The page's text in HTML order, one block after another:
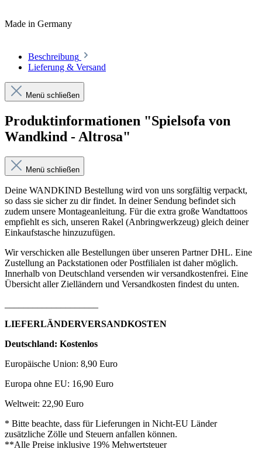
Made in Germany
Beschreibung
Lieferung & Versand
Menü schließen
Produktinformationen "Spielsofa von
Wandkind - Altrosa"
Menü schließen
Deine WANDKIND Bestellung wird von uns sorgfältig verpackt,
so dass sie sicher zu dir findet. In deiner Sendung befindet sich
zudem unsere Montageanleitung. Für die extra große Wandtattoos
empfiehlt es sich, unseren Rakel (Anbringwerkzeug) gleich deiner
Einkaufstasche hinzuzufügen.
Wir verschicken alle Bestellungen über unseren Partner DHL. Eine
Zustellung an Packstationen oder Postfilialen ist daher möglich.
Innerhalb von Deutschland versenden wir versandkostenfrei. Eine
Übersicht aller Zielländern und Versandkosten findest du unten.
LIEFERLÄNDERVERSANDKOSTEN
Deutschland: Kostenlos
Europäische Union: 8,90 Euro
Europa ohne EU: 16,90 Euro
Weltweit: 22,90 Euro
* Bitte beachte, dass für Lieferungen in Nicht-EU Länder
zusätzliche Zölle und Steuern anfallen können.
**Alle Preise inklusive 19% Mehwertsteuer